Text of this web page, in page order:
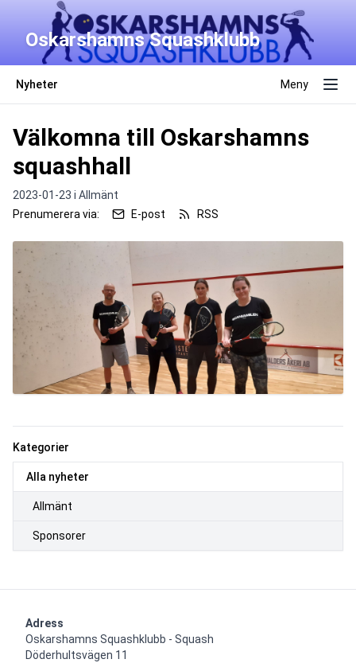
Oskarshamns Squashklubb
Nyheter Meny
Kategorier
Alla nyheter
Allmänt
Sponsorer
Välkomna till Oskarshamns
squashhall
2023-01-23 i Allmänt
Prenumerera via:
E-post RSS
Adress
Oskarshamns Squashklubb - Squash
Döderhultsvägen 11